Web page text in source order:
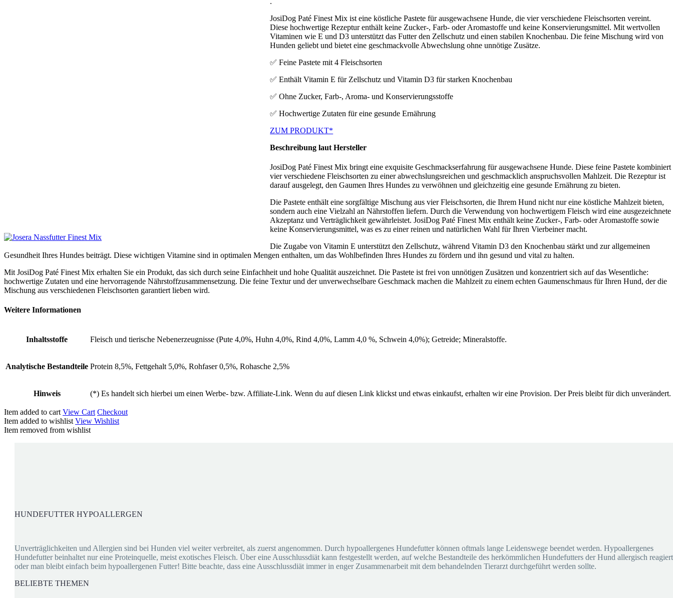
JosiDog Paté Finest Mix ist eine köstliche Pastete für ausgewachsene Hunde, die vier verschiedene Fleischsorten vereint.
Diese hochwertige Rezeptur enthält keine Zucker-, Farb- oder Aromastoffe und keine Konservierungsmittel. Mit wertvollen
Vitaminen wie E und D3 unterstützt das Futter den Zellschutz und einen stabilen Knochenbau. Die feine Mischung wird von
Hunden geliebt und bietet eine geschmackvolle Abwechslung ohne unnötige Zusätze.
✅ Feine Pastete mit 4 Fleischsorten
✅ Enthält Vitamin E für Zellschutz und Vitamin D3 für starken Knochenbau
✅ Ohne Zucker, Farb-, Aroma- und Konservierungsstoffe
✅ Hochwertige Zutaten für eine gesunde Ernährung
ZUM PRODUKT*
Beschreibung laut Hersteller
JosiDog Paté Finest Mix bringt eine exquisite Geschmackserfahrung für ausgewachsene Hunde. Diese feine Pastete kombiniert
vier verschiedene Fleischsorten zu einer abwechslungsreichen und geschmacklich anspruchsvollen Mahlzeit. Die Rezeptur ist
darauf ausgelegt, den Gaumen Ihres Hundes zu verwöhnen und gleichzeitig eine gesunde Ernährung zu bieten.
Die Pastete enthält eine sorgfältige Mischung aus vier Fleischsorten, die Ihrem Hund nicht nur eine köstliche Mahlzeit bieten,
sondern auch eine Vielzahl an Nährstoffen liefern. Durch die Verwendung von hochwertigem Fleisch wird eine ausgezeichnete
Akzeptanz und Verträglichkeit gewährleistet. JosiDog Paté Finest Mix enthält keine Zucker-, Farb- oder Aromastoffe sowie
keine Konservierungsmittel, was es zu einer reinen und natürlichen Wahl für Ihren Vierbeiner macht.
Die Zugabe von Vitamin E unterstützt den Zellschutz, während Vitamin D3 den Knochenbau stärkt und zur allgemeinen
Gesundheit Ihres Hundes beiträgt. Diese wichtigen Vitamine sind in optimalen Mengen enthalten, um das Wohlbefinden Ihres Hundes zu fördern und ihn gesund und vital zu halten.
Mit JosiDog Paté Finest Mix erhalten Sie ein Produkt, das sich durch seine Einfachheit und hohe Qualität auszeichnet. Die Pastete ist frei von unnötigen Zusätzen und konzentriert sich auf das Wesentliche:
hochwertige Zutaten und eine hervorragende Nährstoffzusammensetzung. Die feine Textur und der unverwechselbare Geschmack machen die Mahlzeit zu einem echten Gaumenschmaus für Ihren Hund, der die
Mischung aus verschiedenen Fleischsorten garantiert lieben wird.
Weitere Informationen
Inhaltsstoffe Fleisch und tierische Nebenerzeugnisse (Pute 4,0%, Huhn 4,0%, Rind 4,0%, Lamm 4,0 %, Schwein 4,0%); Getreide; Mineralstoffe.
Analytische Bestandteile Protein 8,5%, Fettgehalt 5,0%, Rohfaser 0,5%, Rohasche 2,5%
Hinweis (*) Es handelt sich hierbei um einen Werbe- bzw. Affiliate-Link. Wenn du auf diesen Link klickst und etwas einkaufst, erhalten wir eine Provision. Der Preis bleibt für dich unverändert.
Item added to cart View Cart Checkout
Item added to wishlist View Wishlist
Item removed from wishlist
HUNDEFUTTER HYPOALLERGEN
Unverträglichkeiten und Allergien sind bei Hunden viel weiter verbreitet, als zuerst angenommen. Durch hypoallergenes Hundefutter können oftmals lange Leidenswege beendet werden. Hypoallergenes
Hundefutter beinhaltet nur eine Proteinquelle, meist exotisches Fleisch. Über eine Ausschlussdiät kann festgestellt werden, auf welche Bestandteile des herkömmlichen Hundefutters der Hund allergisch
oder man bleibt einfach beim hypoallergenen Futter! Bitte beachte, dass eine Ausschlussdiät immer in enger Zusammenarbeit mit dem behandelnden Tierarzt durchgeführt werden sollte.
BELIEBTE THEMEN